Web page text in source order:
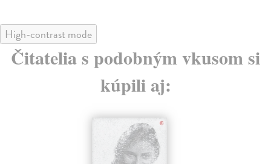
High-contrast mode
Čitatelia s podobným vkusom si
kúpili aj: